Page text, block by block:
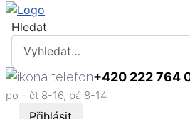
Hledat
+420 222 764
po - čt 8-16, pá 8-14
Přihlásit